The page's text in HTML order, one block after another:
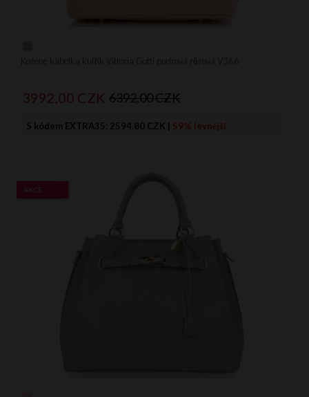
Kožené kabelka kufřík Vittoria Gotti pudrová růžová V366
3992, 00 CZK 6392,00 CZK
S kódem EXTRA35: 2594.80 CZK | 59% levnější
AKCE